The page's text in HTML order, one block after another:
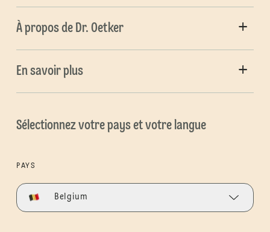
À propos de Dr. Oetker
En savoir plus
Sélectionnez votre pays et votre langue
PAYS
Belgium